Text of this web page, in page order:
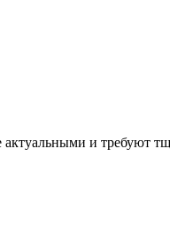
и требуют